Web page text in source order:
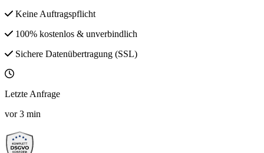
Keine Auftragspflicht
100% kostenlos & unverbindlich
Sichere Datenübertragung (SSL)
Letzte Anfrage
vor3 min